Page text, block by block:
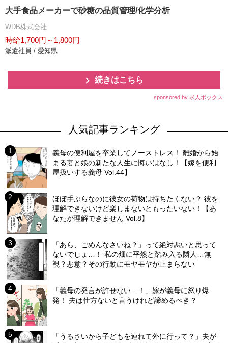
大手食品メーカーで砂糖の品質管理/化学分析
WDB株式会社
時給1,700円～1,800円
派遣社員 / 愛知県
続きはこちら
sponsored by 求人ボックス
人気記事ランキング
義母の便利屋を卒業してノーストレス！ 離婚から始
まる妻と娘の新たな人生に悔いはなし！【嫁を便利
屋扱いする義母 Vol.44】
ほぼ手ぶらなのに彼女の荷物は持ちたくない？ 彼を
理解できないけど楽しまないともったいない！【あ
なたが理解できません Vol.8】
「あら、ごめんなさいね？」って絶対悪いと思って
ないでしょ…！ 私の畑に平然と踏み入る隣人…無
視？悪意？その行動にモヤモヤが止まらない
「義母の発言が許せない…！」嫁が義母に怒り爆
発！ 夫は仕方ないと言うけれど諦めるべき？
「うるさいから子どもを連れて外に行って？」夫が